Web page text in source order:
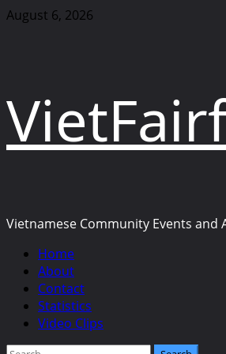
Skip
August 6, 2026
Vietnamese Community Events and
Primary
Menu
Home
About
Contact
Statistics
Video Clips